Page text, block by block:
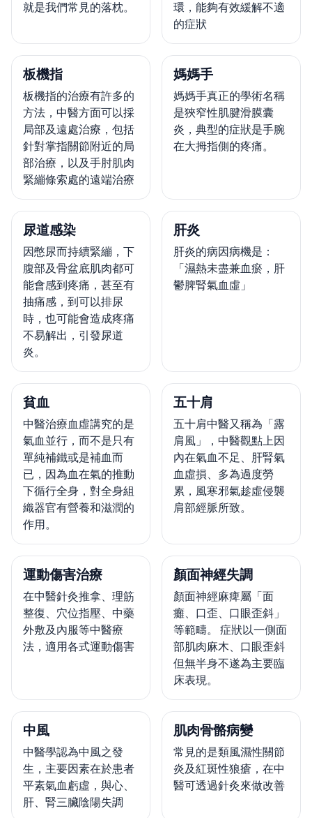
就是我們常見的落枕。
環，能夠有效緩解不適
的症狀
板機指
板機指的治療有許多的
方法，中醫方面可以採
局部及遠處治療，包括
針對掌指關節附近的局
部治療，以及手肘肌肉
緊繃條索處的遠端治療
媽媽手
媽媽手真正的學術名稱
是狹窄性肌腱滑膜囊
炎，典型的症狀是手腕
在大拇指側的疼痛。
尿道感染
因憋尿而持續緊繃，下
腹部及骨盆底肌肉都可
能會感到疼痛，甚至有
抽痛感，到可以排尿
時，也可能會造成疼痛
不易解出，引發尿道
炎。
肝炎
肝炎的病因病機是：
「濕熱未盡兼血瘀，肝
鬱脾腎氣血虛」
貧血
中醫治療血虛講究的是
氣血並行，而不是只有
單純補鐵或是補血而
已，因為血在氣的推動
下循行全身，對全身組
織器官有營養和滋潤的
作用。
五十肩
五十肩中醫又稱為「露
肩風」，中醫觀點上因
內在氣血不足、肝腎氣
血虛損、多為過度勞
累，風寒邪氣趁虛侵襲
肩部經脈所致。
運動傷害治療
在中醫針灸推拿、理筋
整復、穴位指壓、中藥
外敷及內服等中醫療
法，適用各式運動傷害
顏面神經失調
顏面神經麻痺屬「面
癱、口歪、口眼歪斜」
等範疇。 症狀以一側面
部肌肉麻木、口眼歪斜
但無半身不遂為主要臨
床表現。
中風
中醫學認為中風之發
生，主要因素在於患者
平素氣血虧虛，與心、
肝、腎三臟陰陽失調
肌肉骨骼病變
常見的是類風濕性關節
炎及紅斑性狼瘡，在中
醫可透過針灸來做改善